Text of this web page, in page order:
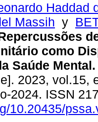
Haddad
Massih y
como
Saúde Mental.
2023, vol.15,
2024. ISSN
10.20435/